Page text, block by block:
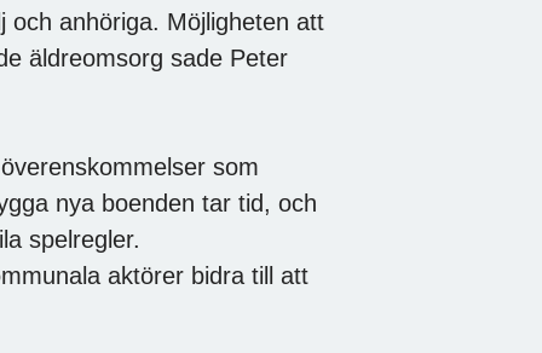
och anhöriga. Möjligheten att
äldreomsorg sade Peter
som
nya boenden tar tid, och
spelregler.
aktörer bidra till att